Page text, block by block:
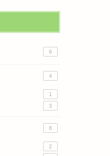
6
4
1
3
8
2